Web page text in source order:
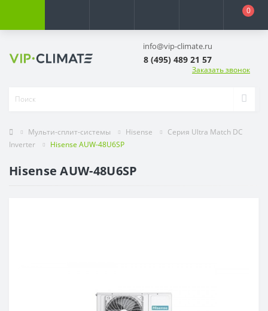
0
info@vip-climate.ru
8 (495) 489 21 57
Заказать звонок
Мульти-сплит-системы Hisense
Серия Ultra Match DC
Inverter
Hisense AUW-48U6SP
Hisense AUW-48U6SP